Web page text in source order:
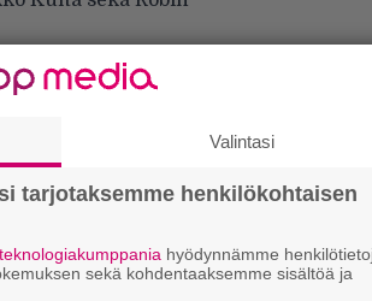
julkistettuja nimiä
Incantation, Cemetery
kolmen päivän liput
Avoimen
Arvio:
Valintasi
tarjotaksemme henkilökohtaisen
hyödynnämme
sekä kohdentaaksemme sisältöä ja